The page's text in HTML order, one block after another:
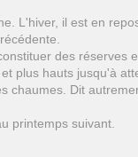
L'hiver, il est en
des réserves
plus hauts jusqu'à
chaumes. Dit
printemps suivant.